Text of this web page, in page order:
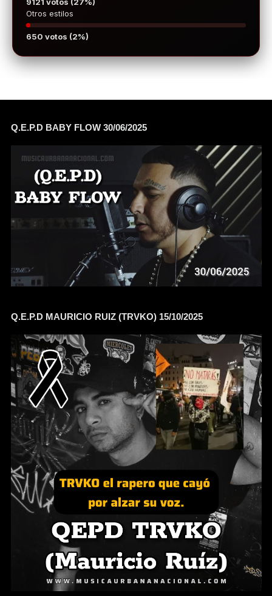
Otros estilos
650 votos (2%)
Q.E.P.D BABY FLOW 30/06/2025
Q.E.P.D MAURICIO RUIZ (TRVKO) 15/10/2025